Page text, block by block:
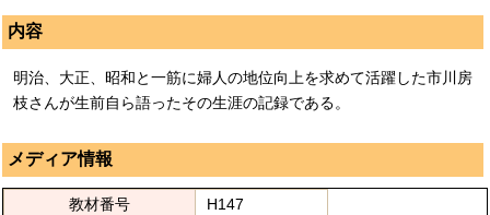
内容
明治、大正、昭和と一筋に婦人の地位向上を求めて活躍した市川房
枝さんが生前自ら語ったその生涯の記録である。
メディア情報
教材番号
H147